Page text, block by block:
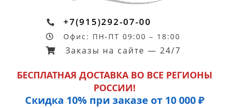
+7(915)292-07-00
Офис: ПН-ПТ 09:00 – 18:00
Заказы на сайте — 24/7
БЕСПЛАТНАЯ ДОСТАВКА ВО ВСЕ РЕГИОНЫ
РОССИИ!
Скидка 10% при заказе от 10 000 ₽